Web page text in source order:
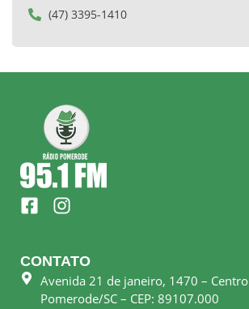
(47) 3395-1410
F
a
e
b
o
I
n
t
a
g
CONTATO
Avenida 21 de janeiro, 1470 – Centro
Pomerode/SC – CEP: 89107.000